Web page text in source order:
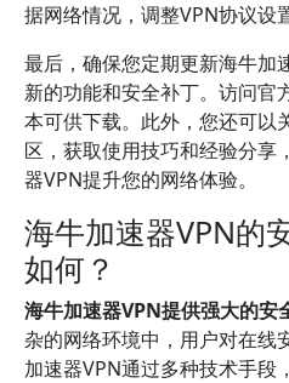
据网络情况，调整VPN协议设
最后，确保您定期更新海牛加
新的功能和安全补丁。访问官
本可供下载。此外，您还可以
区，获取使用技巧和经验分享
器VPN提升您的网络体验。
海牛加速器VPN的
如何？
海牛加速器VPN提供强大的安
杂的网络环境中，用户对在线
加速器VPN通过多种技术手段